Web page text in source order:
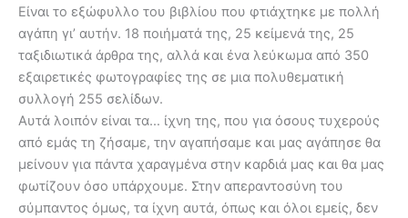
Είναι το εξώφυλλο του βιβλίου που φτιάχτηκε με πολλή
αγάπη γι’ αυτήν. 18 ποιήματά της, 25 κείμενά της, 25
ταξιδιωτικά άρθρα της, αλλά και ένα λεύκωμα από 350
εξαιρετικές φωτογραφίες της σε μια πολυθεματική
συλλογή 255 σελίδων.
Αυτά λοιπόν είναι τα… ίχνη της, που για όσους τυχερούς
από εμάς τη ζήσαμε, την αγαπήσαμε και μας αγάπησε θα
μείνουν για πάντα χαραγμένα στην καρδιά μας και θα μας
φωτίζουν όσο υπάρχουμε. Στην απεραντοσύνη του
σύμπαντος όμως, τα ίχνη αυτά, όπως και όλοι εμείς, δεν